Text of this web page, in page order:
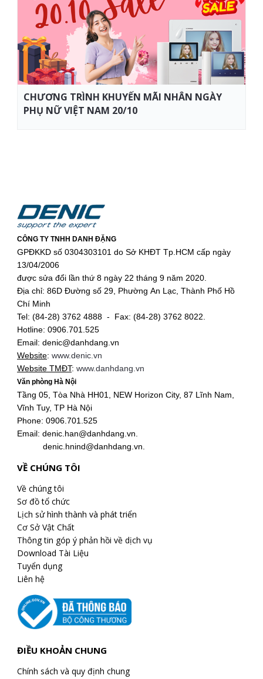
CHƯƠNG TRÌNH KHUYẾN MÃI NHÂN NGÀY
PHỤ NỮ VIỆT NAM 20/10
CÔNG TY TNHH DANH ĐẶNG
GPĐKKD số 0304303101 do Sở KHĐT Tp.HCM cấp ngày
13/04/2006
được sửa đổi lần thứ 8 ngày 22 tháng 9 năm 2020.
Địa chỉ: 86D Đường số 29, Phường An Lạc, Thành Phố Hồ
Chí Minh
Tel: (84-28) 3762 4888 - Fax: (84-28) 3762 8022.
Hotline: 0906.701.525
Email: denic@danhdang.vn
Website: www.denic.vn
Website TMĐT: www.danhdang.vn
Văn phòng Hà Nội
Tầng 05, Tòa Nhà HH01, NEW Horizon City, 87 Lĩnh Nam,
Vĩnh Tuy, TP Hà Nội
Phone: 0906.701.525
Email: denic.han@danhdang.vn.
denic.hnind@danhdang.vn.
VỀ CHÚNG TÔI
Về chúng tôi
Sơ đồ tổ chức
Lịch sử hình thành và phát triển
Cơ Sở Vật Chất
Thông tin góp ý phản hồi về dịch vụ
Download Tài Liệu
Tuyển dụng
Liên hệ
ĐIỀU KHOẢN CHUNG
Chính sách và quy định chung